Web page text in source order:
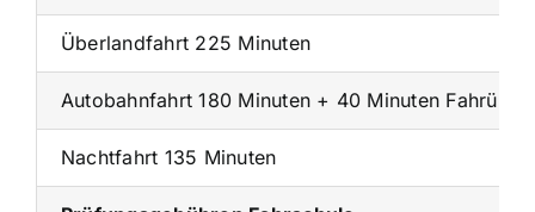
Überlandfahrt 225 Minuten
Autobahnfahrt 180 Minuten + 40 Minuten
Nachtfahrt 135 Minuten